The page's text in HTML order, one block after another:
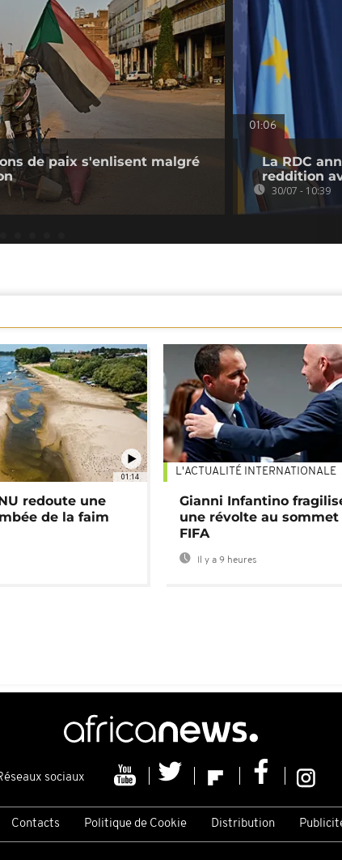
de paix s'enlisent malgré
01:06
La RDC
reddition
30/07 - 10:39
01:14
redoute une
de la faim
L'ACTUALITÉ INTERNATIONALE
Gianni Infantino
une révolte au sommet
FIFA
Il y a 9 heures
sociaux
Contacts Politique de Cookie Distribution